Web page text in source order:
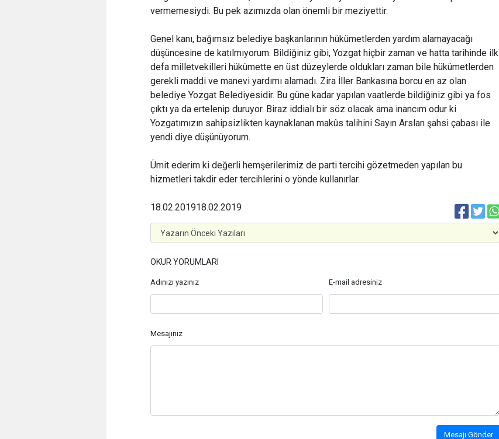
vermemesiydi. Bu pek azımızda olan önemli bir meziyettir.
Genel kanı, bağımsız belediye başkanlarının hükümetlerden yardım alamayacağı
düşüncesine de katılmıyorum. Bildiğiniz gibi, Yozgat hiçbir zaman ve hatta tarihinde ilk
defa milletvekilleri hükümette en üst düzeylerde oldukları zaman bile hükümetlerden
gerekli maddi ve manevi yardımı alamadı. Zira İller Bankasına borcu en az olan
belediye Yozgat Belediyesidir. Bu güne kadar yapılan vaatlerde bildiğiniz gibi ya fos
çıktı ya da ertelenip duruyor. Biraz iddialı bir söz olacak ama inancım odur ki
Yozgatımızın sahipsizlikten kaynaklanan makûs talihini Sayın Arslan şahsi çabası ile
yendi diye düşünüyorum.
Ümit ederim ki değerli hemşerilerimiz de parti tercihi gözetmeden yapılan bu
hizmetleri takdir eder tercihlerini o yönde kullanırlar.
18.02.2019
18.02.2019
OKUR YORUMLARI
Adınızı yazınız E-mail adresiniz
Mesajınız
Mesajı Gönder